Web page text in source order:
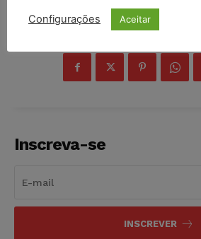
COMPARTILHE
Inscreva-se
INSCREVER
Configurações Aceitar